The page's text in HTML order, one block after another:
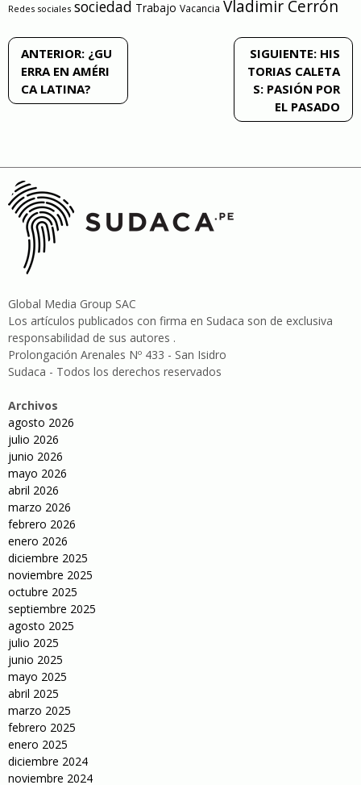
Redes sociales sociedad Trabajo Vacancia Vladimir Cerrón
Navegación
de
entradas
ANTERIOR: ¿GU
ERRA EN AMÉRI
CA LATINA?
SIGUIENTE: HIS
TORIAS CALETA
S: PASIÓN POR
EL PASADO
Global Media Group SAC
Los artículos publicados con firma en Sudaca son de exclusiva
responsabilidad de sus autores .
Prolongación Arenales Nº 433 - San Isidro
Sudaca - Todos los derechos reservados
Archivos
agosto 2026
julio 2026
junio 2026
mayo 2026
abril 2026
marzo 2026
febrero 2026
enero 2026
diciembre 2025
noviembre 2025
octubre 2025
septiembre 2025
agosto 2025
julio 2025
junio 2025
mayo 2025
abril 2025
marzo 2025
febrero 2025
enero 2025
diciembre 2024
noviembre 2024